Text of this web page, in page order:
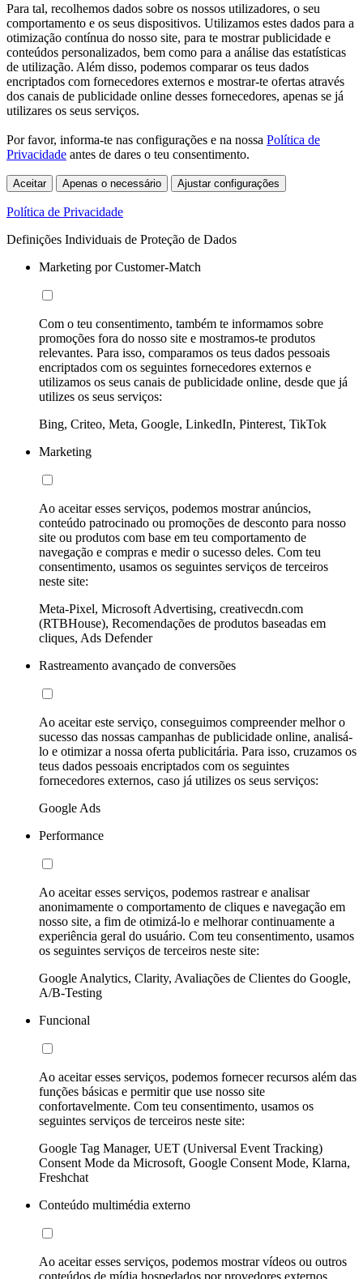
Para tal, recolhemos dados sobre os nossos utilizadores, o seu
comportamento e os seus dispositivos. Utilizamos estes dados para a
otimização contínua do nosso site, para te mostrar publicidade e
conteúdos personalizados, bem como para a análise das estatísticas
de utilização. Além disso, podemos comparar os teus dados
encriptados com fornecedores externos e mostrar-te ofertas através
dos canais de publicidade online desses fornecedores, apenas se já
utilizares os seus serviços.
Por favor, informa-te nas configurações e na nossa Política de
Privacidade antes de dares o teu consentimento.
Aceitar Apenas o necessário Ajustar configurações
Política de Privacidade
Definições Individuais de Proteção de Dados
Marketing por Customer-Match
Com o teu consentimento, também te informamos sobre
promoções fora do nosso site e mostramos-te produtos
relevantes. Para isso, comparamos os teus dados pessoais
encriptados com os seguintes fornecedores externos e
utilizamos os seus canais de publicidade online, desde que já
utilizes os seus serviços:
Bing, Criteo, Meta, Google, LinkedIn, Pinterest, TikTok
Marketing
Ao aceitar esses serviços, podemos mostrar anúncios,
conteúdo patrocinado ou promoções de desconto para nosso
site ou produtos com base em teu comportamento de
navegação e compras e medir o sucesso deles. Com teu
consentimento, usamos os seguintes serviços de terceiros
neste site:
Meta-Pixel, Microsoft Advertising, creativecdn.com
(RTBHouse), Recomendações de produtos baseadas em
cliques, Ads Defender
Rastreamento avançado de conversões
Ao aceitar este serviço, conseguimos compreender melhor o
sucesso das nossas campanhas de publicidade online, analisá-
lo e otimizar a nossa oferta publicitária. Para isso, cruzamos os
teus dados pessoais encriptados com os seguintes
fornecedores externos, caso já utilizes os seus serviços:
Google Ads
Performance
Ao aceitar esses serviços, podemos rastrear e analisar
anonimamente o comportamento de cliques e navegação em
nosso site, a fim de otimizá-lo e melhorar continuamente a
experiência geral do usuário. Com teu consentimento, usamos
os seguintes serviços de terceiros neste site:
Google Analytics, Clarity, Avaliações de Clientes do Google,
A/B-Testing
Funcional
Ao aceitar esses serviços, podemos fornecer recursos além das
funções básicas e permitir que use nosso site
confortavelmente. Com teu consentimento, usamos os
seguintes serviços de terceiros neste site:
Google Tag Manager, UET (Universal Event Tracking)
Consent Mode da Microsoft, Google Consent Mode, Klarna,
Freshchat
Conteúdo multimédia externo
Ao aceitar esses serviços, podemos mostrar vídeos ou outros
conteúdos de mídia hospedados por provedores externos.